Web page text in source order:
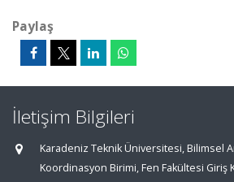
Paylaş
İletişim Bilgileri
Karadeniz Teknik Üniversitesi, Bilimsel
Koordinasyon Birimi, Fen Fakültesi Giriş